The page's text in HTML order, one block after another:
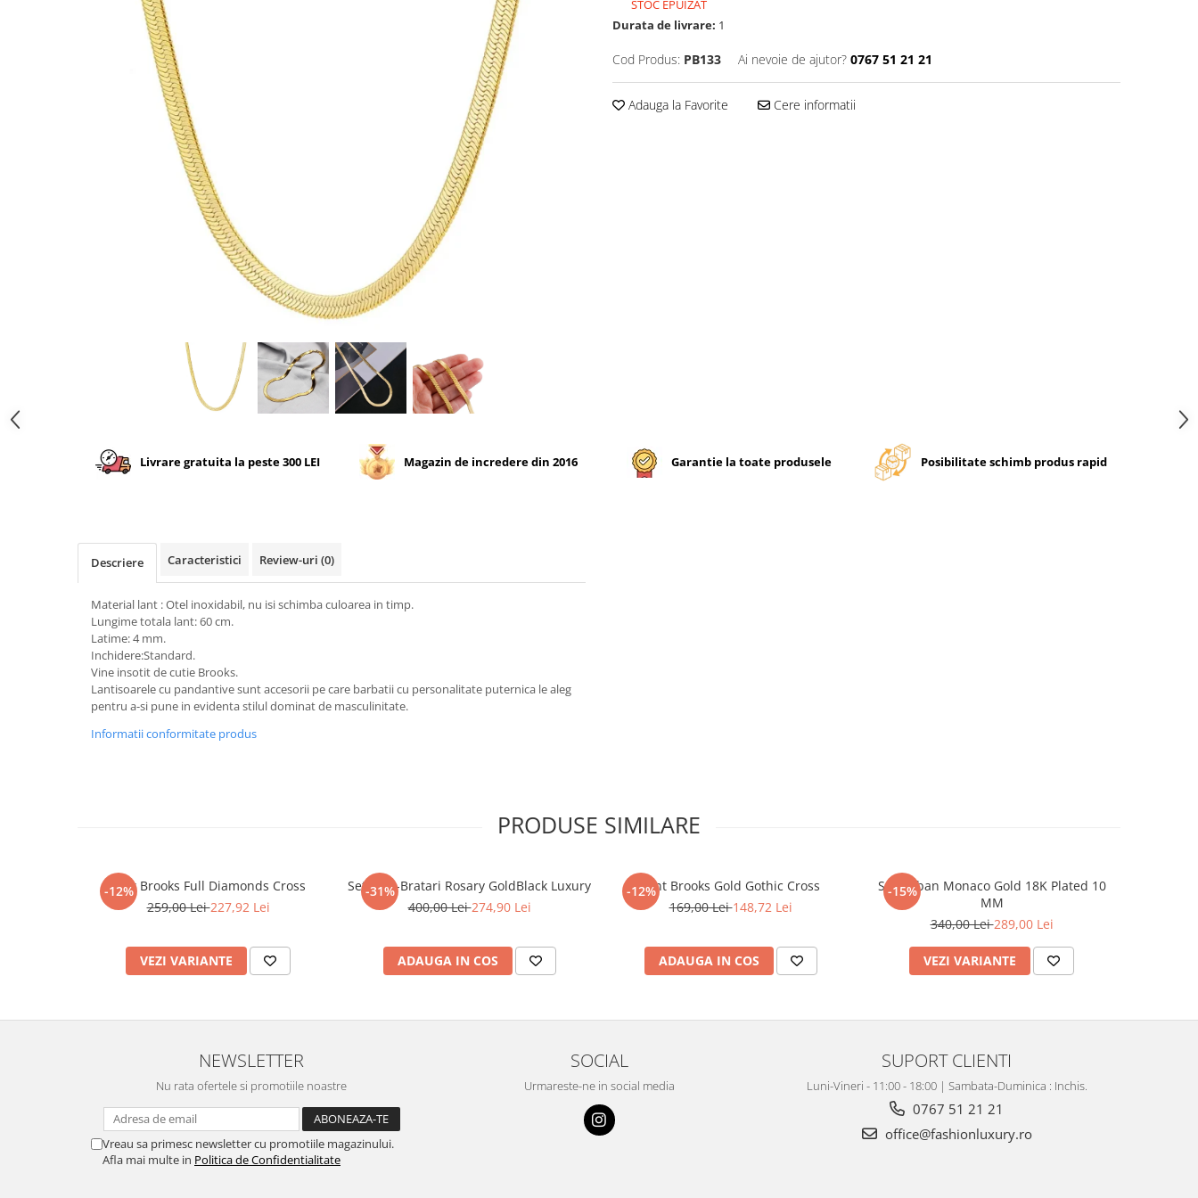
STOC EPUIZAT
Durata de livrare: 1
Cod Produs: PB133 Ai nevoie de ajutor? 0767 51 21 21
Adauga la Favorite Cere informatii
Livrare gratuita la peste 300 LEI Magazin de incredere din 2016 Garantie la toate produsele Posibilitate schimb produs rapid
Descriere Caracteristici Review-uri (0)
Material lant : Otel inoxidabil, nu isi schimba culoarea in timp.
Lungime totala lant: 60 cm.
Latime: 4 mm.
Inchidere:Standard.
Vine insotit de cutie Brooks.
Lantisoarele cu pandantive sunt accesorii pe care barbatii cu personalitate puternica le aleg
pentru a-si pune in evidenta stilul dominat de masculinitate.
Informatii conformitate produs
PRODUSE SIMILARE
-12%
Lant Brooks Full Diamonds Cross
259,00 Lei227,92 Lei
VEZI VARIANTE
-31%
Set Lant-Bratari Rosary GoldBlack Luxury
400,00 Lei274,90 Lei
ADAUGA IN COS
-12%Lant Brooks Gold Gothic Cross
169,00 Lei148,72 Lei
ADAUGA IN COS
-15%
Set Cuban Monaco Gold 18K Plated 10
MM
340,00 Lei289,00 Lei
VEZI VARIANTE
NEWSLETTER
Nu rata ofertele si promotiile noastre
Vreau sa primesc newsletter cu promotiile magazinului.
Afla mai multe in Politica de Confidentialitate
SOCIAL
Urmareste-ne in social media
SUPORT CLIENTI
Luni-Vineri - 11:00 - 18:00 | Sambata-Duminica : Inchis.
0767 51 21 21
office@fashionluxury.ro